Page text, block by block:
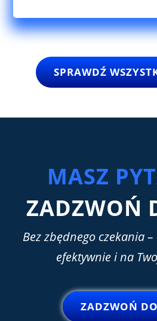
SPRAWDŹ
MASZ
ZADZWOŃ
Bezzbędnegoczekania–
efektywnie i na
ZADZWOŃ